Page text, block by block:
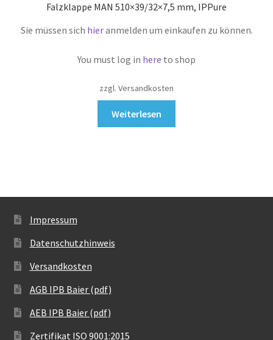
Falzklappe MAN 510×39/32×7,5 mm, IPPure
Sie müssen sich hieranmelden um einkaufen zu können.
You must log in here to shop
zzgl. Versandkosten
Weiterlesen
Impressum
Datenschutzhinweis
Versandkosten
AGB IPB Baier (pdf)
AEB IPB Baier (pdf)
Zertifikat ISO 9001:2015